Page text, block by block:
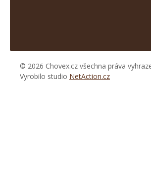
© 2026 Chovex.cz všechna práva
Vyrobilo studio NetAction.cz